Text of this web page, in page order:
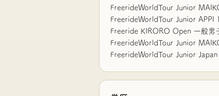
FreerideWorldTour Junior
FreerideWorldTour Junior APPI
Freeride KIRORO Open 一般男
FreerideWorldTour Junior
FreerideWorldTour Junior